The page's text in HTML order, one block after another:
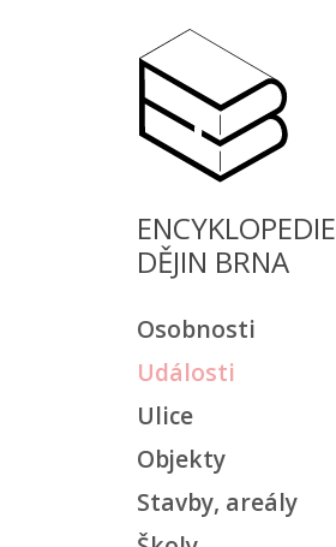
ENCYKLOPEDIE
DĚJIN BRNA
Osobnosti
Události
Ulice
Objekty
Stavby, areály